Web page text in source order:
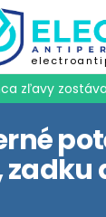
zľavy zostáva